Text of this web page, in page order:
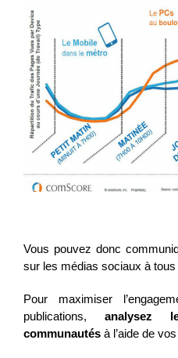
Vous pouvez donc
sur les médias sociaux à
Pour maximiser
publications, analysez
communautés à l’aide de